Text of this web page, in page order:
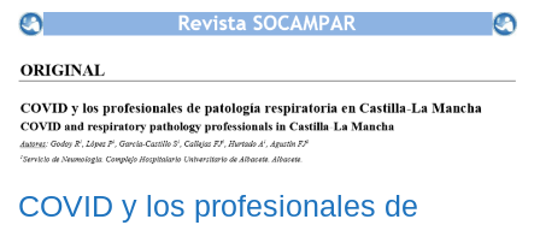
COVID y los profesionales de